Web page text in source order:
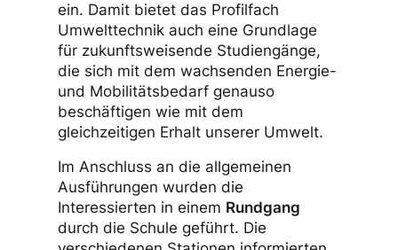
ein. Damit bietet das Profilfach
Umwelttechnik auch eine Grundlage
für zukunftsweisende Studiengänge,
die sich mit dem wachsenden Energie-
und Mobilitätsbedarf genauso
beschäftigen wie mit dem
gleichzeitigen Erhalt unserer Umwelt.
Im Anschluss an die allgemeinen
Ausführungen wurden die
Interessierten in einem Rundgang
durch die Schule geführt. Die